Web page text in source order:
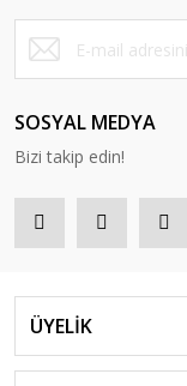
Yonex
BG80 Power 10m
660,00 TL
SOSYAL MEDYA
Bizi takip edin!
ÜYELİK